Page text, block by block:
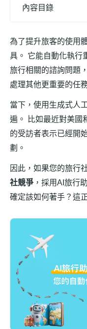
內容目錄
為了提升旅客的使用
具。 它能自動化執行
旅行相關的諮詢問題
處理其他更重要的任
當下，使用生成式人
遍。 比如最近對美國
的受訪者表示已經開
劃。
因此，如果您的旅行
社競爭 ，採用AI旅行
確定該如何著手？這